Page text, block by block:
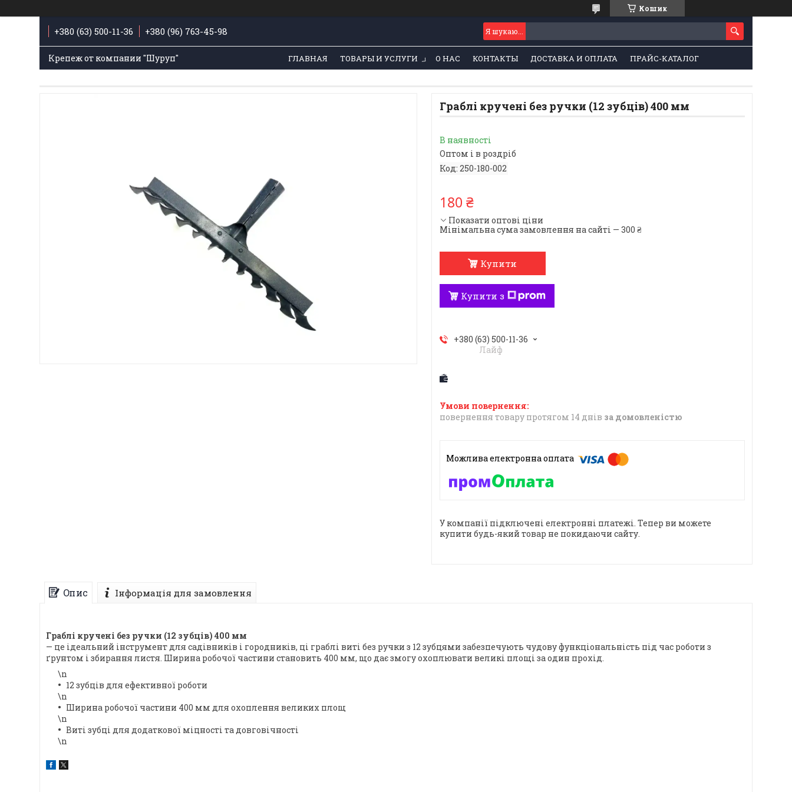
Кошик
+380 (63) 500-11-36 +380 (96) 763-45-98
Крепеж от компании "Шуруп" ГЛАВНАЯ ТОВАРЫ И УСЛУГИ О НАС КОНТАКТЫ ДОСТАВКА И ОПЛАТА ПРАЙС-КАТАЛОГ
Граблі кручені без ручки (12 зубців) 400 мм
В наявності
Оптом і в роздріб
Код: 250-180-002
180 ₴
Показати оптові ціни
Мінімальна сума замовлення на сайті — 300 ₴
Купити
Купити з
+380 (63) 500-11-36
Лайф
повернення товару протягом 14 днів за домовленістю
У компанії підключені електронні платежі. Тепер ви можете
купити будь-який товар не покидаючи сайту.
Опис Інформація для замовлення
Граблі кручені без ручки (12 зубців) 400 мм
— це ідеальний інструмент для садівників і городників, ці граблі виті без ручки з 12 зубцями забезпечують чудову функціональність під час роботи з
ґрунтом і збирання листя. Ширина робочої частини становить 400 мм, що дає змогу охоплювати великі площі за один прохід.
\n
12 зубців для ефективної роботи
\n
Ширина робочої частини 400 мм для охоплення великих площ
\n
Виті зубці для додаткової міцності та довговічності
\n